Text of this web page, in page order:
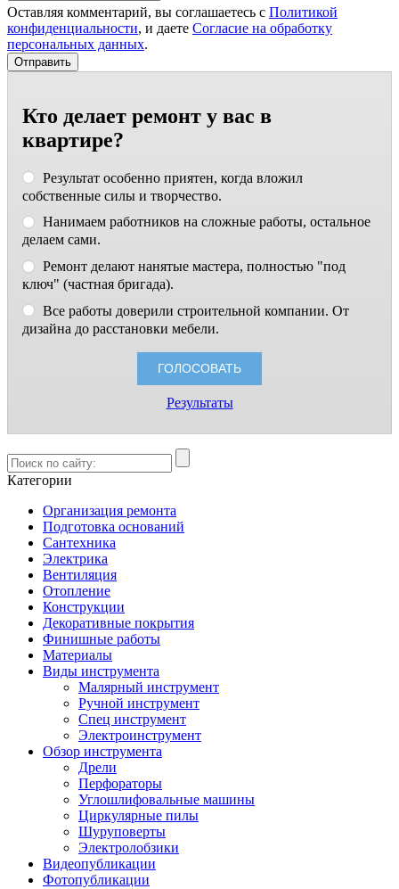
Оставляя комментарий, вы соглашаетесь с Политикой
конфиденциальности, и даете Согласие на обработку
персональных данных.
Кто делает ремонт у вас в
квартире?
Результат особенно приятен, когда вложил
собственные силы и творчество.
Нанимаем работников на сложные работы, остальное
делаем сами.
Ремонт делают нанятые мастера, полностью "под
ключ" (частная бригада).
Все работы доверили строительной компании. От
дизайна до расстановки мебели.
Результаты
Категории
Организация ремонта
Подготовка оснований
Сантехника
Электрика
Вентиляция
Отопление
Конструкции
Декоративные покрытия
Финишные работы
Материалы
Виды инструмента
Малярный инструмент
Ручной инструмент
Спец инструмент
Электроинструмент
Обзор инструмента
Дрели
Перфораторы
Углошлифовальные машины
Циркулярные пилы
Шуруповерты
Электролобзики
Видеопубликации
Фотопубликации